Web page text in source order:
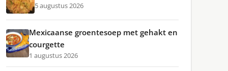
5 augustus 2026
Mexicaanse groentesoep met gehakt en
courgette
1 augustus 2026